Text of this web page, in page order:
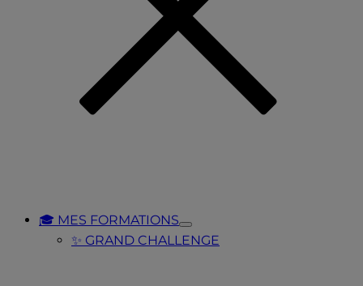
🎓 MES FORMATIONS
Toggle
Submenu
✨ GRAND CHALLENGE